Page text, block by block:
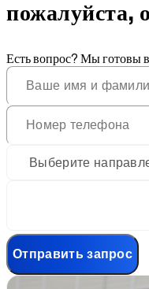
пожалуйста,
Есть вопрос? Мы готовы
Отправить запрос